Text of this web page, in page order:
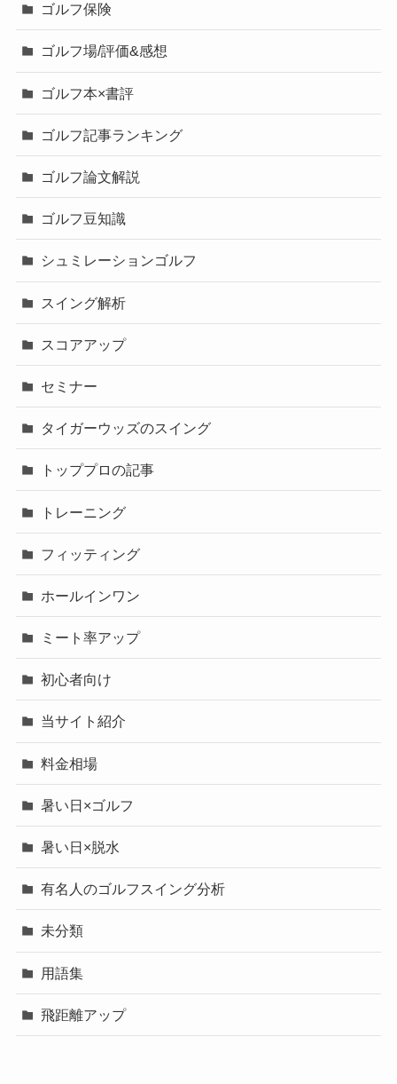
ゴルフ保険
ゴルフ場/評価&感想
ゴルフ本×書評
ゴルフ記事ランキング
ゴルフ論文解説
ゴルフ豆知識
シュミレーションゴルフ
スイング解析
スコアアップ
セミナー
タイガーウッズのスイング
トッププロの記事
トレーニング
フィッティング
ホールインワン
ミート率アップ
初心者向け
当サイト紹介
料金相場
暑い日×ゴルフ
暑い日×脱水
有名人のゴルフスイング分析
未分類
用語集
飛距離アップ